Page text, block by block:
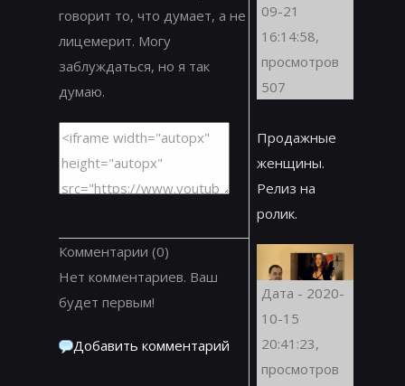
говорит то, что думает, а не
лицемерит. Могу
заблуждаться, но я так
думаю.
Комментарии (0)
Нет комментариев. Ваш
будет первым!
Добавить комментарий
09-21
16:14:58,
просмотров
507
Продажные
женщины.
Релиз на
ролик.
Дата - 2020-
10-15
20:41:23,
просмотров